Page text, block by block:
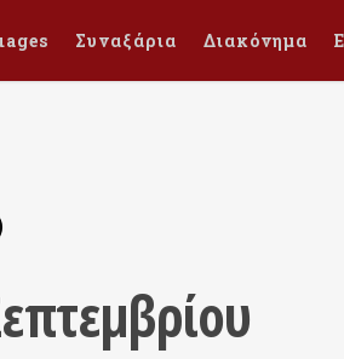
Συναξάρια Διακόνημα